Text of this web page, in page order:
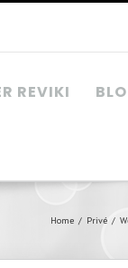
REVIKI
Home / Privé /